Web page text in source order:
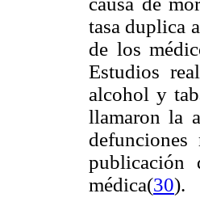
tasa duplica
de los
Estudios
alcohol y
llamaron la
defunciones
publicación
médica(30).